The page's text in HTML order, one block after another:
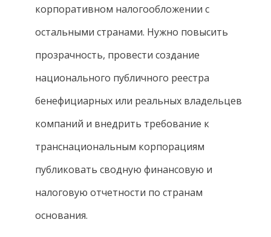
корпоративном налогообложении с
остальными странами. Нужно повысить
прозрачность, провести создание
национального публичного реестра
бенефициарных или реальных владельцев
компаний и внедрить требование к
транснациональным корпорациям
публиковать сводную финансовую и
налоговую отчетности по странам
основания.